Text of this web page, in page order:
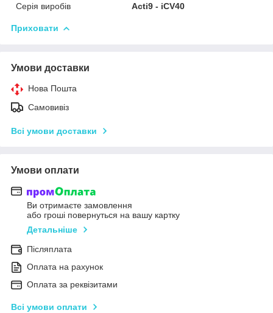
Серія виробів
Acti9 - iCV40
Приховати
Умови доставки
Нова Пошта
Самовивіз
Всі умови доставки
Умови оплати
Ви отримаєте замовлення
або гроші повернуться на вашу картку
Детальніше
Післяплата
Оплата на рахунок
Оплата за реквізитами
Всі умови оплати